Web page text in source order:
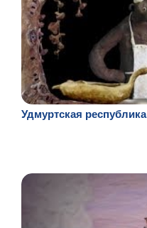
Удмуртская республика